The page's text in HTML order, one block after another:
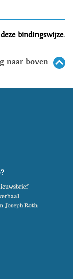
bindingswijze.
naar boven